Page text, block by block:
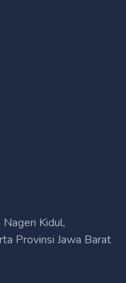
Kidul,
Provinsi Jawa Barat